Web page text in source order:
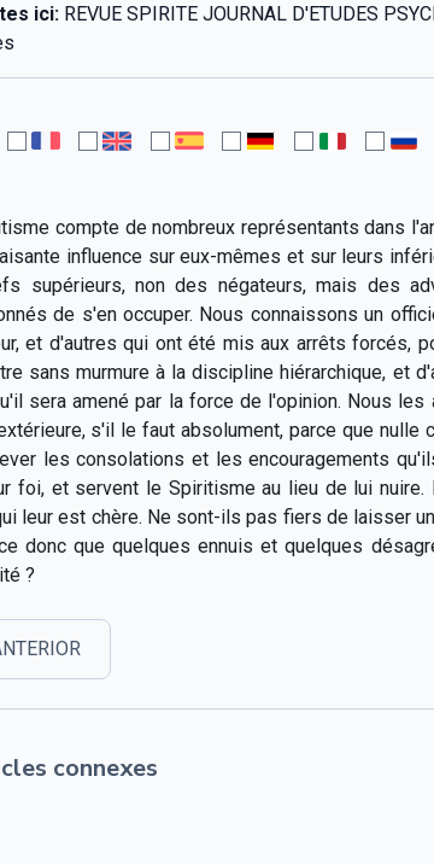
ici:REVUE SPIRITE JOURNAL D'ETUDES
compte de nombreux représentants dans
influence sur eux-mêmes et sur leurs
supérieurs, non des négateurs, mais des
de s'en occuper. Nous connaissons un
et d'autres qui ont été mis aux arrêts forcés,
sans murmure à la discipline hiérarchique, et
sera amené par la force de l'opinion. Nous
s'il le faut absolument, parce que nulle
les consolations et les encouragements
foi, et servent le Spiritisme au lieu de lui
leur est chère. Ne sont-ils pas fiers de laisser
donc que quelques ennuis et quelques
?
connexes